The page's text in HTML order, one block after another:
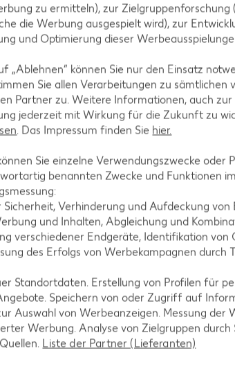
Rezepte
Rezepte
Rezepte
Rezepte
Rezepte
Rezepte
Rezepte
Eis-
zu ermitteln), zur
die Werbung ausgespielt wird), zur
und Optimierung dieser
„Ablehnen“ können Sie nur den Einsatz
Sie allen Verarbeitungen zu
Partner zu. Weitere Informationen, auch
jederzeit mit Wirkung für die Zukunft zu
. Das Impressum finden Sie hier.
Sie einzelne Verwendungszwecke oder
benannten Zwecke und Funktionen
Verhinderung und Aufdeckung
und Inhalten, Abgleichung und
verschiedener Endgeräte, Identifikation
des Erfolgs von Werbekampagnen durch
Standortdaten. Erstellung von Profilen für
Speichern von oder Zugriff auf
Auswahl von Werbeanzeigen. Messung der
Werbung. Analyse von Zielgruppen
Liste der Partner (Lieferanten)